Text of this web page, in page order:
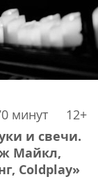
минут 12+
и свечи.
Майкл,
Coldplay»